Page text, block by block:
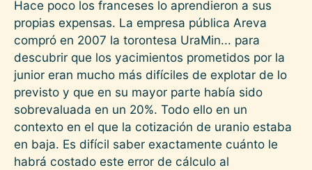
Hace poco los franceses lo aprendieron a sus
propias expensas. La empresa pública Areva
compró en 2007 la torontesa UraMin... para
descubrir que los yacimientos prometidos por la
junior eran mucho más difíciles de explotar de lo
previsto y que en su mayor parte había sido
sobrevaluada en un 20%. Todo ello en un
contexto en el que la cotización de uranio estaba
en baja. Es difícil saber exactamente cuánto le
habrá costado este error de cálculo al